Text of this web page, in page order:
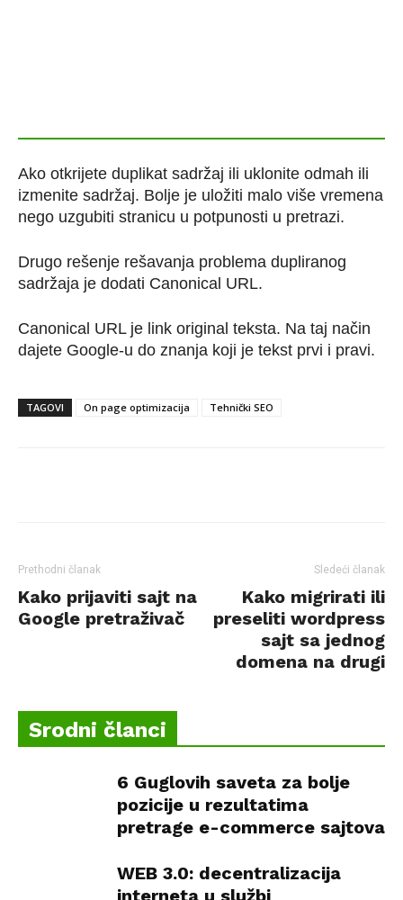
Ako otkrijete duplikat sadržaj ili uklonite odmah ili
izmenite sadržaj. Bolje je uložiti malo više vremena
nego uzgubiti stranicu u potpunosti u pretrazi.
Drugo rešenje rešavanja problema dupliranog
sadržaja je dodati Canonical URL.
Canonical URL je link original teksta. Na taj način
dajete Google-u do znanja koji je tekst prvi i pravi.
TAGOVI On page optimizacija Tehnički SEO
Prethodni članak
Kako prijaviti sajt na
Google pretraživač
Sledeći članak
Kako migrirati ili
preseliti wordpress
sajt sa jednog
domena na drugi
Srodni članci
6 Guglovih saveta za bolje
pozicije u rezultatima
pretrage e-commerce sajtova
WEB 3.0: decentralizacija
interneta u službi